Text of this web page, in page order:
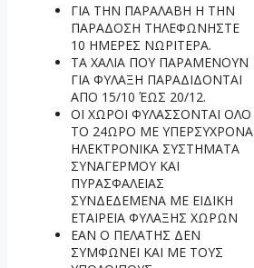
ΓΙΑ ΤΗΝ ΠΑΡΑΛΑΒΗ Η ΤΗΝ
ΠΑΡΑΔΟΣΗ ΤΗΛΕΦΩΝΗΣΤΕ
10 ΗΜΕΡΕΣ ΝΩΡΙΤΕΡΑ.
ΤΑ ΧΑΛΙΑ ΠΟΥ ΠΑΡΑΜΕΝΟΥΝ
ΓΙΑ ΦΥΛΑΞΗ ΠΑΡΑΔΙΔΟΝΤΑΙ
ΑΠΟ 15/10 ΈΩΣ 20/12.
ΟΙ ΧΩΡΟΙ ΦΥΛΑΣΣΟΝΤΑΙ ΟΛΟ
ΤΟ 24ΩΡΟ ΜΕ ΥΠΕΡΣΥΧΡΟΝΑ
ΗΛΕΚΤΡΟΝΙΚΑ ΣΥΣΤΗΜΑΤΑ
ΣΥΝΑΓΕΡΜΟΥ ΚΑΙ
ΠΥΡΑΣΦΑΛΕΙΑΣ
ΣΥΝΔΕΔΕΜΕΝΑ ΜΕ ΕΙΔΙΚΗ
ΕΤΑΙΡΕΙΑ ΦΥΛΑΞΗΣ ΧΩΡΩΝ
ΕΑΝ Ο ΠΕΛΑΤΗΣ ΔΕΝ
ΣΥΜΦΩΝΕΙ ΚΑΙ ΜΕ ΤΟΥΣ